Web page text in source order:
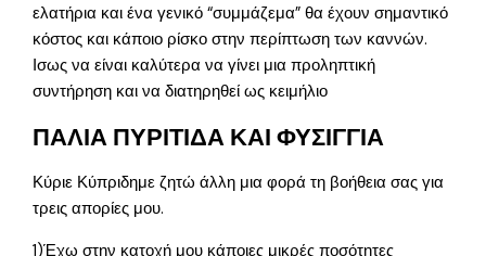
ελατήρια και ένα γενικό “συμμάζεμα” θα έχουν σημαντικό
κόστος και κάποιο ρίσκο στην περίπτωση των καννών.
Ισως να είναι καλύτερα να γίνει μια προληπτική
συντήρηση και να διατηρηθεί ως κειμήλιο
ΠΑΛΙΑ ΠΥΡΙΤΙΔΑ ΚΑΙ ΦΥΣΙΓΓΙΑ
Κύριε Κύπριδημε ζητώ άλλη μια φορά τη βοήθεια σας για
τρεις απορίες μου.
1)Έχω στην κατοχή μου κάποιες μικρές ποσότητες